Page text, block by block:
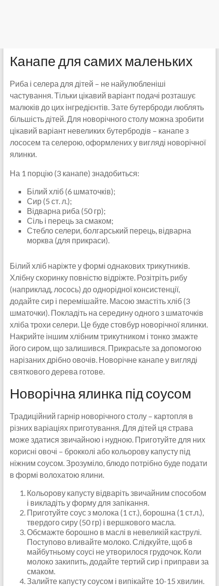
Канапе для самих маленьких
Риба і селера для дітей – не найулюбленіші
частування. Тільки цікавий варіант подачі розташує
малюків до цих інгредієнтів. Зате бутерброди люблять
більшість дітей. Для новорічного столу можна зробити
цікавий варіант невеликих бутербродів – канапе з
лососем та селерою, оформлених у вигляді новорічної
ялинки.
На 1 порцію (3 канапе) знадобиться:
Білий хліб (6 шматочків);
Сир (5 ст. л.);
Відварна риба (50 гр);
Сіль і перець за смаком;
Стебло селери, болгарський перець, відварна
морква (для прикраси).
Білий хліб наріжте у формі однакових трикутників.
Хлібну скоринку повністю відріжте. Розітріть рибу
(наприклад, лосось) до однорідної консистенції,
додайте сир і перемішайте. Масою змастіть хліб (3
шматочки). Покладіть на середину одного з шматочків
хліба трохи селери. Це буде стовбур новорічної ялинки.
Накрийте іншим хлібним трикутником і тонко змажте
його сиром, що залишився. Прикрасьте за допомогою
нарізаних дрібно овочів. Новорічне канапе у вигляді
святкового дерева готове.
Новорічна ялинка під соусом
Традиційний гарнір новорічного столу – картопля в
різних варіаціях приготування. Для дітей ця страва
може здатися звичайною і нудною. Приготуйте для них
корисні овочі – брокколі або кольорову капусту під
ніжним соусом. Зрозуміло, блюдо потрібно буде подати
в формі волохатою ялини.
Кольорову капусту відваріть звичайним способом
і викладіть у форму для запікання.
Приготуйте соус з молока (1 ст.), борошна (1 ст.л.),
твердого сиру (50 гр) і вершкового масла.
Обсмажте борошно в маслі в невеликій каструлі.
Поступово вливайте молоко. Слідкуйте, щоб в
майбутньому соусі не утворилося грудочок. Коли
молоко закипить, додайте тертий сир і приправи за
смаком.
Залийте капусту соусом і випікайте 10-15 хвилин.